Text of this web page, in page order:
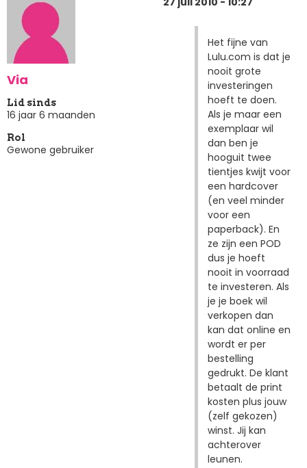
Via
Lid sinds
16 jaar 6 maanden
Rol
Gewone gebruiker
Het fijne van
Lulu.com is dat je
nooit grote
investeringen
hoeft te doen.
Als je maar een
exemplaar wil
dan ben je
hooguit twee
tientjes kwijt voor
een hardcover
(en veel minder
voor een
paperback). En
ze zijn een POD
dus je hoeft
nooit in voorraad
te investeren. Als
je je boek wil
verkopen dan
kan dat online en
wordt er per
bestelling
gedrukt. De klant
betaalt de print
kosten plus jouw
(zelf gekozen)
winst. Jij kan
achterover
leunen.